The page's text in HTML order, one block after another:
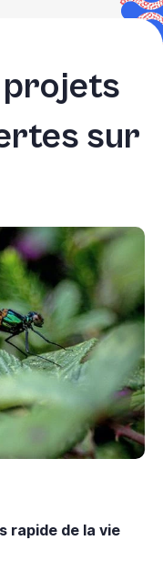
projets
sur
rapide de la vie